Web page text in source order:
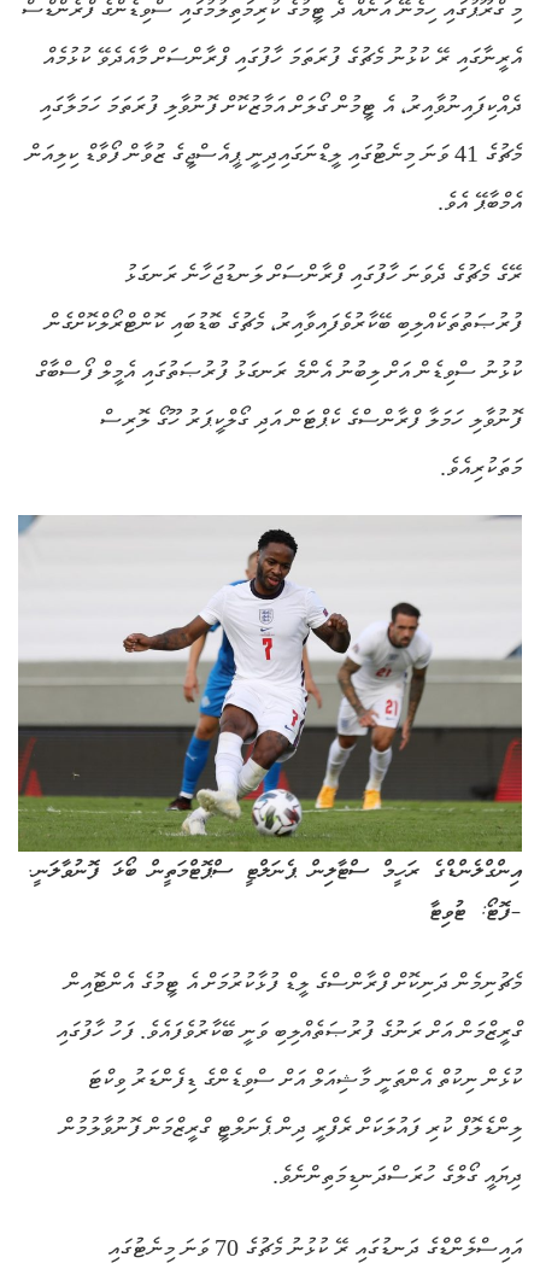
މި ގްރޫޕުގައި ހިމެނޭ އަނެއް ދެ ޓީމުގެ ކުރިމަތިލުމުގައި ސްވިޑެންގެ ފްރެންޑްސް
އެރީނާގައި ރޭ ކުޅުނު މެޗުގެ ފުރަތަމަ ހާފުގައި ފްރާންސަށް މާއެދެވޭ ކުޅުމެއް
ދެއްކިފައިނުވާއިރު، އެ ޓީމުން ގޯލަށް އަމާޒުކޮށް ފޮނުވާލި ފުރަތަމަ ހަމަލާގައި
މެޗުގެ 41 ވަނަ މިނެޓުގައި ލީޑްނަގައިދިނީ ޕީއެސްޖީގެ ޒުވާން ފޯވާޑް ކިލިއަން
އެމްބާޕޭ އެވެ.
ރޭގެ މެޗުގެ ދެވަނަ ހާފުގައި ފްރާންސަށް ލަނޑުޖަހާނެ ރަނގަޅު
ފުރުޞަތުތަކެއްލިބި ބޭކާރުވެފައިވާއިރު، މެޗުގެ ބޮޑުބައި ކޮންޓްރޯލްކޮށްގެން
ކުޅުނު ސްވިޑެން އަށް ލިބުނު އެންމެ ރަނގަޅު ފުރުޞަތުގައި އެމީލް ފޯސްބާގް
ފޮނުވާލި ހަމަލާ ފްރާންސްގެ ކެޕްޓަން އަދި ގޯލްކީޕަރު ހޫގޯ ލޮރިސް
މަތަކުރިއެވެ.
އިންގްލެންޑްގެ ރަހީމް ސްޓާލިން ޕެނަލްޓީ ސްޕޮޓްމަތީން ބޯޅަ ފޮނުވާލަނީ.
–ފޮޓޯ: ޓުވިޓާ
މެޗުނިމެން ދަނިކޮށް ފްރާންސްގެ ލީޑް ފުޅާކުރުމަށް އެ ޓީމުގެ އެންޓޮއިން
ގްރީޒްމަން އަށް ރަނުގެ ފުރުޞަތެއްލިބި ވަނީ ބޭކާރުވެފައެވެ. ފަހު ހާފުގައި
ކުޅެން ނިކުތް އެންތަނީ މާޝިއަލް އަށް ސްވިޑެންގެ ޑިފެންޑަރު ވިކްޓަ
ލިންޑެލޮފް ކުރި ފައުލަކަށް ރެފްރީ ދިން ޕެނަލްޓީ ގްރީޒްމަން ފޮނުވާލުމުން
ދިޔައީ ގޯލްގެ ހުރަސްދަނޑިމަތިންނެވެ.
އައިސްލެންޑްގެ ދަނޑުގައި ރޭ ކުޅުނު މެޗުގެ 70 ވަނަ މިނެޓުގައި